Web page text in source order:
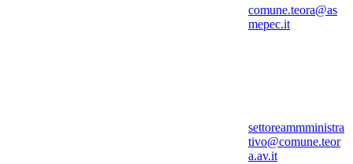
comune.teora@as
mepec.it
settoreammministra
tivo@comune.teor
a.av.it